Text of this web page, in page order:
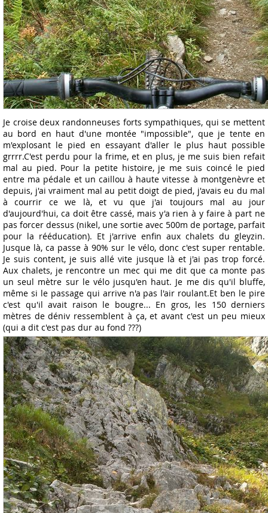
Je croise deux randonneuses forts sympathiques, qui se mettent
au bord en haut d'une montée "impossible", que je tente en
m'explosant le pied en essayant d'aller le plus haut possible
grrrr.C'est perdu pour la frime, et en plus, je me suis bien refait
mal au pied. Pour la petite histoire, je me suis coincé le pied
entre ma pédale et un caillou à haute vitesse à montgenèvre et
depuis, j'ai vraiment mal au petit doigt de pied, j'avais eu du mal
à courrir ce we là, et vu que j'ai toujours mal au jour
d'aujourd'hui, ca doit être cassé, mais y'a rien à y faire à part ne
pas forcer dessus (nikel, une sortie avec 500m de portage, parfait
pour la rééducation). Et j'arrive enfin aux chalets du gleyzin.
Jusque là, ca passe à 90% sur le vélo, donc c'est super rentable.
Je suis content, je suis allé vite jusque là et j'ai pas trop forcé.
Aux chalets, je rencontre un mec qui me dit que ca monte pas
un seul mètre sur le vélo jusqu'en haut. Je me dis qu'il bluffe,
même si le passage qui arrive n'a pas l'air roulant.Et ben le pire
c'est qu'il avait raison le bougre... En gros, les 150 derniers
mètres de déniv ressemblent à ça, et avant c'est un peu mieux
(qui a dit c'est pas dur au fond ???)